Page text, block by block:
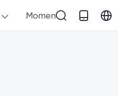
Momen